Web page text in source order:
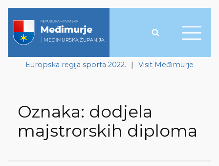
Europska regija sporta 2022. | Visit Međimurje
Oznaka: dodjela
majstrorskih diploma